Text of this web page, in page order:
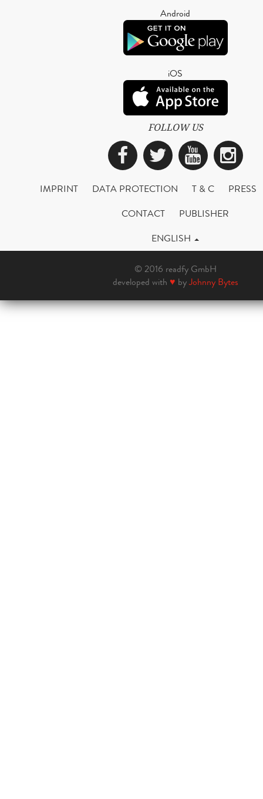
Android
iOS
FOLLOW US
Facebook
Twitter
IMPRINT DATA PROTECTION T & C
PRESS
CONTACT
PUBLISHER
ENGLISH
© 2016 readfy GmbH
developed with ♥ byJohnny Bytes